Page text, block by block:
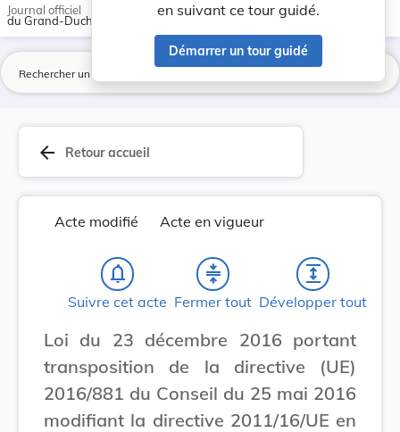
en suivant ce tour guidé.
Démarrer un tour guidé
Journal officiel
du Grand-Duché de Luxembourg
arrow_back Retour accueil
Acte modifié Acte en vigueur
notifications_none
Suivre cet acte
compress
Fermer tout
expand
Développer tout
Loi du 23 décembre 2016 portant
transposition de la directive (UE)
2016/881 du Conseil du 25 mai 2016
modifiant la directive 2011/16/UE en